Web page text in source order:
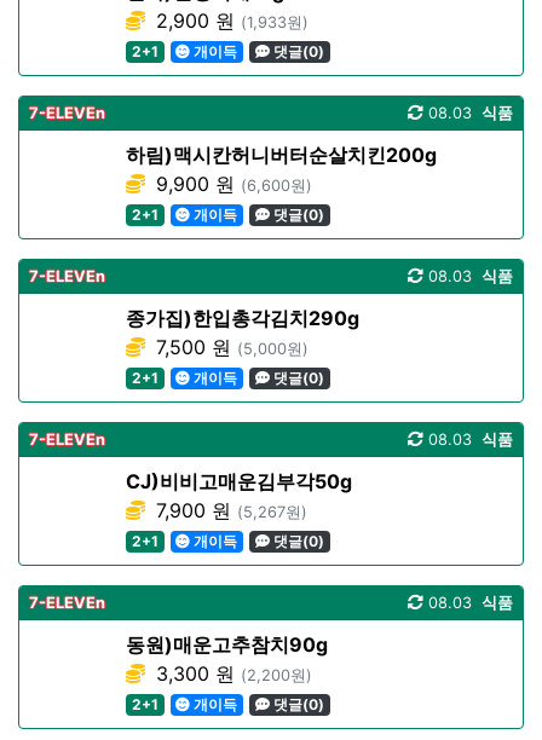
2,900 원 (1,933원)
2+1
개이득 댓글(0)
7-ELEVEn 식품
08.03
하림)맥시칸허니버터순살치킨200g
9,900 원 (6,600원)
2+1
개이득 댓글(0)
7-ELEVEn 식품
08.03
종가집)한입총각김치290g
7,500 원 (5,000원)
2+1
개이득 댓글(0)
7-ELEVEn 식품
08.03
CJ)비비고매운김부각50g
7,900 원 (5,267원)
2+1
개이득 댓글(0)
7-ELEVEn 식품
08.03
동원)매운고추참치90g
3,300 원 (2,200원)
2+1
개이득 댓글(0)